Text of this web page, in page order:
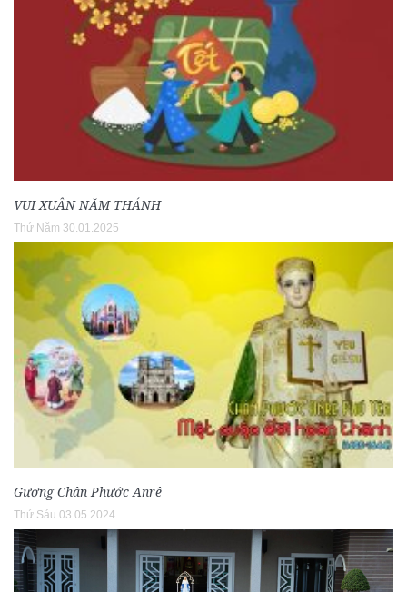
VUI XUÂN NĂM THÁNH
Thứ Năm 30.01.2025
Gương Chân Phước Anrê
Thứ Sáu 03.05.2024